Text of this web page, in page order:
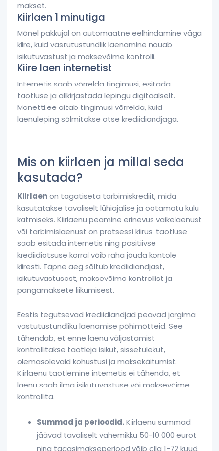
makset.
Kiirlaen 1 minutiga
Mõnel pakkujal on automaatne eelhindamine väga
kiire, kuid vastutustundlik laenamine nõuab
isikutuvastust ja maksevõime kontrolli.
Kiire laen internetist
Internetis saab võrrelda tingimusi, esitada
taotluse ja allkirjastada lepingu digitaalselt.
Monetti.ee aitab tingimusi võrrelda, kuid
laenuleping sõlmitakse otse krediidiandjaga.
Mis on kiirlaen ja millal seda
kasutada?
Kiirlaenon tagatiseta tarbimiskrediit, mida
kasutatakse tavaliselt lühiajalise ja ootamatu kulu
katmiseks. Kiirlaenu peamine erinevus väikelaenust
või tarbimislaenust on protsessi kiirus: taotluse
saab esitada internetis ning positiivse
krediidiotsuse korral võib raha jõuda kontole
kiiresti. Täpne aeg sõltub krediidiandjast,
isikutuvastusest, maksevõime kontrollist ja
pangamaksete liikumisest.
Eestis tegutsevad krediidiandjad peavad järgima
vastutustundliku laenamise põhimõtteid. See
tähendab, et enne laenu väljastamist
kontrollitakse taotleja isikut, sissetulekut,
olemasolevaid kohustusi ja maksekäitumist.
Kiirlaenu taotlemine internetis ei tähenda, et
laenu saab ilma isikutuvastuse või maksevõime
kontrollita.
Summad ja perioodid.Kiirlaenu summad
jäävad tavaliselt vahemikku 50-10 000 eurot
ning tagasimakseperiood võib olla 1-72 kuud.